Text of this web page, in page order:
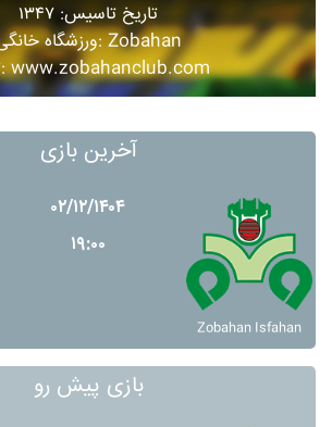
تاریخ تاسیس: ۱۳۴۷
ورزشگاه خانگی: Zobahan
تارنما: www.zobahanclub.com
آخرین بازی
۰۲/۱۲/۱۴۰۴
۱۹:۰۰
Zobahan Isfahan
بازی پیش رو